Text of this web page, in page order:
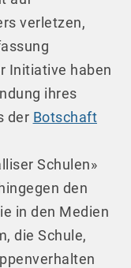
verletzen,
Initiative haben
ihres
der Botschaft
Schulen»
den
in den Medien
die Schule,